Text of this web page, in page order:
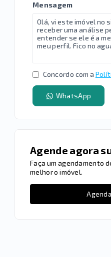
Mensagem
Concordo com a
WhatsApp
Agende agora
Faça um agendamento
melhor o imóvel.